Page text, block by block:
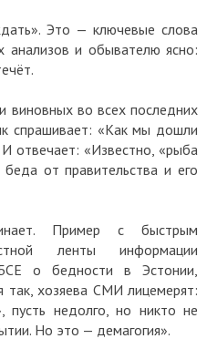
Это — ключевые слова
анализов и обывателю ясно:
виновных во всех последних
спрашивает: «Как мы дошли
отвечает: «Известно, «рыба
от правительства и его
Пример с быстрым
ленты информации
о бедности в Эстонии,
так, хозяева СМИ лицемерят:
недолго, но никто не
Но это — демагогия».